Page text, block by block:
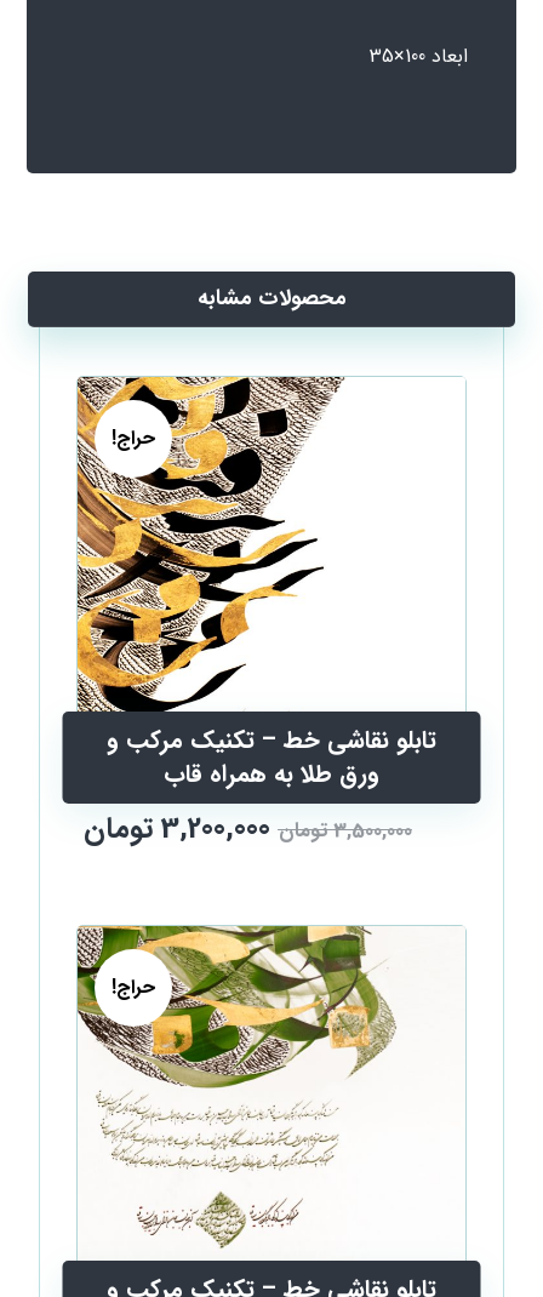
ابعاد 100×35
محصولات مشابه
تابلو نقاشی خط – تکنیک مرکب و
ورق طلا به همراه قاب
3,500,000تومان 3,200,000تومان
حراج!
حراج!